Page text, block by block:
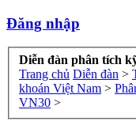
Đăng nhập
Diễn đàn phân tích
Trang chủ Diễn đàn >
khoán Việt Nam >
VN30 >